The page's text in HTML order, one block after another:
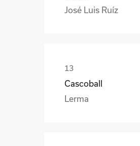
José Luis Ruíz
Cascoball
Lerma